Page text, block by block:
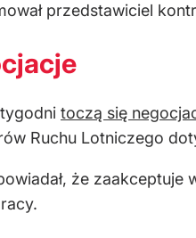
przedstawiciel
toczą się
Ruchu Lotniczego
że